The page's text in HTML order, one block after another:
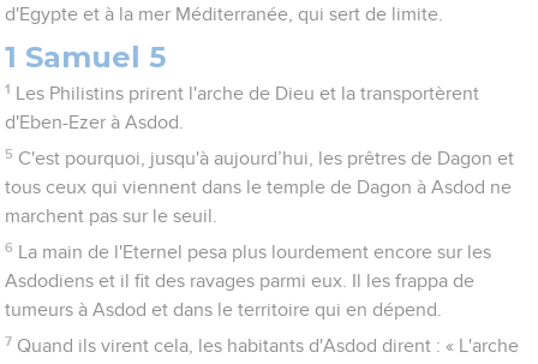
d'Egypte et à la mer Méditerranée, qui sert de limite.
1 Samuel 5
1
Les Philistins prirent l'arche de Dieu et la transportèrent
d'Eben-Ezer à Asdod.
5 C'est pourquoi, jusqu'à aujourd’hui, les prêtres de Dagon et
tous ceux qui viennent dans le temple de Dagon à Asdod ne
marchent pas sur le seuil.
6
La main de l'Eternel pesa plus lourdement encore sur les
Asdodiens et il fit des ravages parmi eux. Il les frappa de
tumeurs à Asdod et dans le territoire qui en dépend.
7 Quand ils virent cela, les habitants d'Asdod dirent : « L'arche